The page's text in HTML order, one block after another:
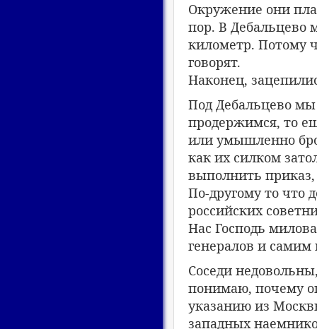
Окружение они
пор. В Дебальцево
километр. Потому
говорят.
Наконец,
Под Дебальцево мы
продержимся, то
или умышленно
как их силком
выполнить
По-другому то что
российских
Нас Господь
генералов и
Соседи
понимаю, почему
указанию из
западных